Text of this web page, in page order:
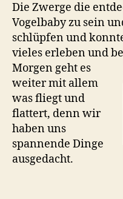
Die Zwerge die
Vogelbaby zu sein
schlüpfen und
vieles erleben und
Morgen geht es
weiter mit allem
was fliegt und
flattert, denn wir
haben uns
spannende Dinge
ausgedacht.